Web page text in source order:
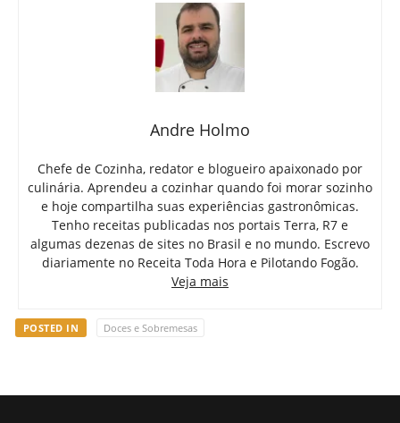
Andre Holmo
Chefe de Cozinha, redator e blogueiro apaixonado por
culinária. Aprendeu a cozinhar quando foi morar sozinho
e hoje compartilha suas experiências gastronômicas.
Tenho receitas publicadas nos portais Terra, R7 e
algumas dezenas de sites no Brasil e no mundo. Escrevo
diariamente no Receita Toda Hora e Pilotando Fogão.
Veja mais
POSTED IN Doces e Sobremesas